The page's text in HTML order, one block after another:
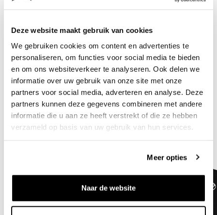
Deze website maakt gebruik van cookies
We gebruiken cookies om content en advertenties te
personaliseren, om functies voor social media te bieden
en om ons websiteverkeer te analyseren. Ook delen we
informatie over uw gebruik van onze site met onze
partners voor social media, adverteren en analyse. Deze
partners kunnen deze gegevens combineren met andere
informatie die u aan ze heeft verstrekt of die ze hebben
verzameld op basis van uw gebruik van hun services.
Meer opties
Naar de website
Need help?We're glad to help
info@bruut.nl Live chat Whatsapp
About this product
Shipment and returns
Related products